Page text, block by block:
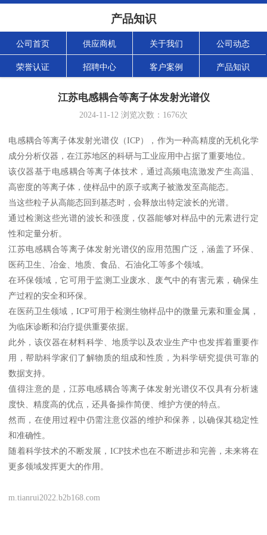
产品知识
公司首页 供应商机 关于我们 公司动态
荣誉认证 招聘中心 客户案例 产品知识
江苏电感耦合等离子体发射光谱仪
2024-11-12 浏览次数： 1676次
电感耦合等离子体发射光谱仪（ICP），作为一种高精度的无机化学
成分分析仪器，在江苏地区的科研与工业应用中占据了重要地位。
该仪器基于电感耦合等离子体技术，通过高频电流激发产生高温、
高密度的等离子体，使样品中的原子或离子被激发至高能态。
当这些粒子从高能态回到基态时，会释放出特定波长的光谱。
通过检测这些光谱的波长和强度，仪器能够对样品中的元素进行定
性和定量分析。
江苏电感耦合等离子体发射光谱仪的应用范围广泛，涵盖了环保、
医药卫生、冶金、地质、食品、石油化工等多个领域。
在环保领域，它可用于监测工业废水、废气中的有害元素，确保生
产过程的安全和环保。
在医药卫生领域，ICP可用于检测生物样品中的微量元素和重金属，
为临床诊断和治疗提供重要依据。
此外，该仪器在材料科学、地质学以及农业生产中也发挥着重要作
用，帮助科学家们了解物质的组成和性质，为科学研究提供可靠的
数据支持。
值得注意的是，江苏电感耦合等离子体发射光谱仪不仅具有分析速
度快、精度高的优点，还具备操作简便、维护方便的特点。
然而，在使用过程中仍需注意仪器的维护和保养，以确保其稳定性
和准确性。
随着科学技术的不断发展，ICP技术也在不断进步和完善，未来将在
更多领域发挥更大的作用。
m.tianrui2022.b2b168.com